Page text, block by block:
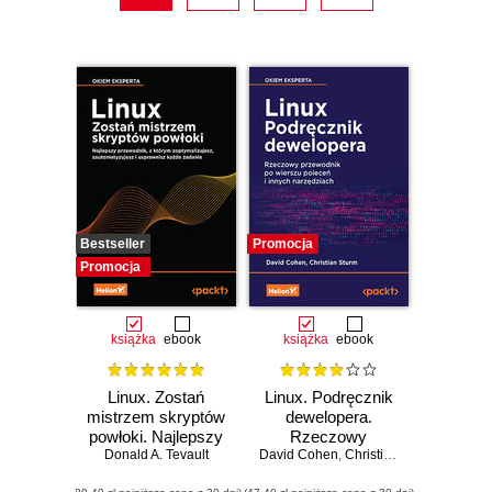
Bestseller
Promocja
książka ebook
Linux. Zostań
mistrzem skryptów
powłoki. Najlepszy
przewodnik, z
Donald A. Tevault
Promocja
książka ebook
Linux. Podręcznik
dewelopera.
Rzeczowy
przewodnik po
David Cohen, Christian Sturm